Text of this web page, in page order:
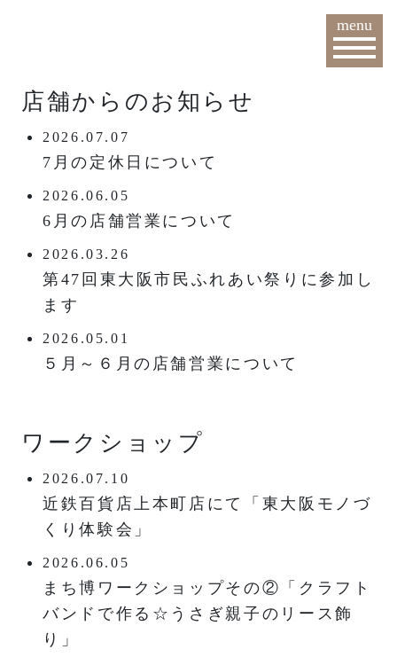
menu
店舗からのお知らせ
2026.07.07
7月の定休日について
2026.06.05
6月の店舗営業について
2026.03.26
第47回東大阪市民ふれあい祭りに参加し
ます
2026.05.01
５月～６月の店舗営業について
ワークショップ
2026.07.10
近鉄百貨店上本町店にて「東大阪モノづ
くり体験会」
2026.06.05
まち博ワークショップその②「クラフト
バンドで作る☆うさぎ親子のリース飾
り」